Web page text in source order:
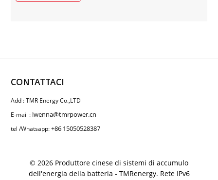
CONTATTACI
Add : TMR Energy Co.,LTD
E-mail : lwenna@tmrpower.cn
tel /Whatsapp:+86 15050528387
© 2026 Produttore cinese di sistemi di accumulo
dell'energia della batteria - TMRenergy. Rete IPv6